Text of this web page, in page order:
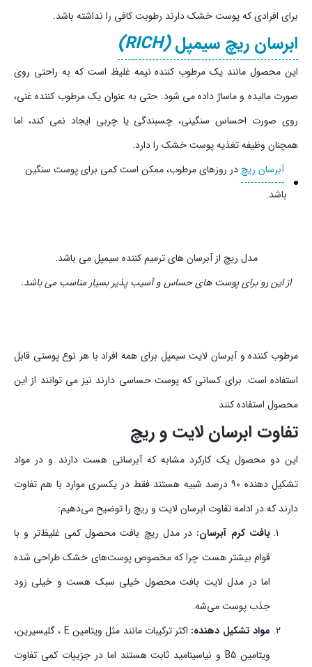
برای افرادی که پوست خشک دارند رطوبت کافی را نداشته باشد.
ابرسان ریچ سیمپل(RICH)
این محصول مانند یک مرطوب کننده نیمه غلیظ است که به راحتی روی
صورت مالیده و ماساژ داده می شود. حتی به عنوان یک مرطوب کننده غنی،
روی صورت احساس سنگینی، چسبندگی یا چربی ایجاد نمی کند، اما
همچنان وظیفه تغذیه پوست خشک را دارد.
آبرسان ریچ در روزهای مرطوب، ممکن است کمی برای پوست سنگین
باشد.
مدل ریچ از آبرسان های ترمیم کننده سیمپل می باشد.
از این رو برای پوست های حساس و آسیب پذیر بسیار مناسب می باشد.
مرطوب کننده و آبرسان لایت سیمپل برای همه افراد با هر نوع پوستی قابل
استفاده است. برای کسانی که پوست حساسی دارند نیز می توانند از این
محصول استفاده کنند
تفاوت ابرسان لایت و ریچ
این دو محصول یک کارکرد مشابه که آبرسانی هست دارند و در مواد
تشکیل دهنده ۹۰ درصد شبیه هستند فقط در یکسری موارد با هم تفاوت
دارند که در ادامه تفاوت ابرسان لایت و ریچ را توضیح می‌دهیم:
بافت کرم آبرسان: در مدل ریچ بافت محصول کمی غلیظ‌تر و با
قوام بیشتر هست چرا که مخصوص پوست‌های خشک طراحی شده
اما در مدل لایت بافت محصول خیلی سبک هست و خیلی زود
جذب پوست می‌شه.
مواد تشکیل دهنده:
اکثر ترکیبات مانند مثل ویتامین E ، گلیسیرین،
ویتامین B5 و نیاسینامید ثابت هستند اما در جزییات کمی تفاوت